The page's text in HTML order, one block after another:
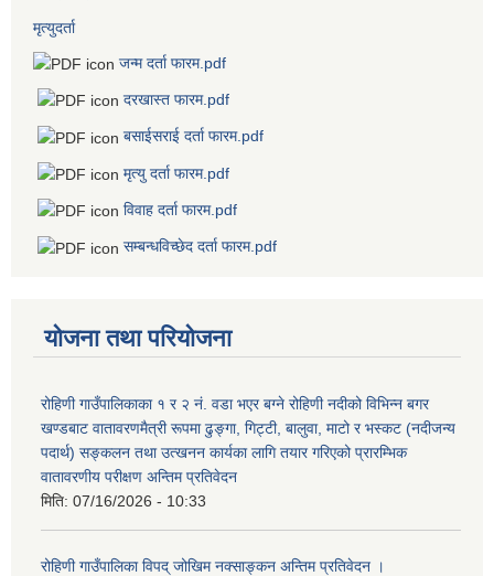
मृत्युदर्ता
जन्म दर्ता फारम.pdf
दरखास्त फारम.pdf
बसाईसराई दर्ता फारम.pdf
मृत्यु दर्ता फारम.pdf
विवाह दर्ता फारम.pdf
सम्बन्धविच्छेद दर्ता फारम.pdf
योजना तथा परियोजना
रोहिणी गाउँपालिकाका १ र २ नं. वडा भएर बग्ने रोहिणी नदीको विभिन्न बगर
खण्डबाट वातावरणमैत्री रूपमा ढुङ्गा, गिट्टी, बालुवा, माटो र भस्कट (नदीजन्य
पदार्थ) सङ्कलन तथा उत्खनन कार्यका लागि तयार गरिएको प्रारम्भिक
वातावरणीय परीक्षण अन्तिम प्रतिवेदन
मिति: 07/16/2026 - 10:33
रोहिणी गाउँपालिका विपद् जोखिम नक्साङ्कन अन्तिम प्रतिवेदन ।